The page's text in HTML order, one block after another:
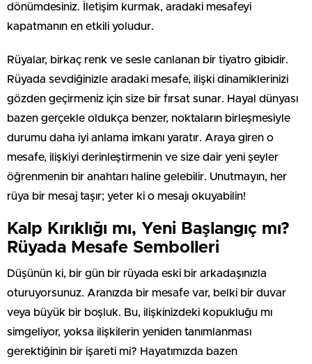
dönümdesiniz. İletişim kurmak, aradaki mesafeyi
kapatmanın en etkili yoludur.
Rüyalar, birkaç renk ve sesle canlanan bir tiyatro gibidir.
Rüyada sevdiğinizle aradaki mesafe, ilişki dinamiklerinizi
gözden geçirmeniz için size bir fırsat sunar. Hayal dünyası
bazen gerçekle oldukça benzer, noktaların birleşmesiyle
durumu daha iyi anlama imkanı yaratır. Araya giren o
mesafe, ilişkiyi derinleştirmenin ve size dair yeni şeyler
öğrenmenin bir anahtarı haline gelebilir. Unutmayın, her
rüya bir mesaj taşır; yeter ki o mesajı okuyabilin!
Kalp Kırıklığı mı, Yeni Başlangıç mı?
Rüyada Mesafe Sembolleri
Düşünün ki, bir gün bir rüyada eski bir arkadaşınızla
oturuyorsunuz. Aranızda bir mesafe var, belki bir duvar
veya büyük bir boşluk. Bu, ilişkinizdeki kopukluğu mı
simgeliyor, yoksa ilişkilerin yeniden tanımlanması
gerektiğinin bir işareti mi? Hayatımızda bazen